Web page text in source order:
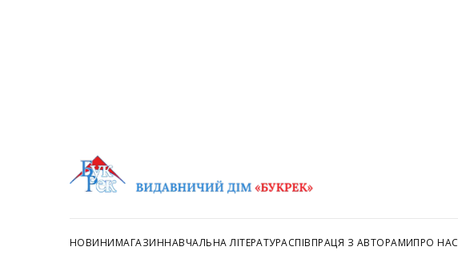
НОВИНИМАГАЗИННАВЧАЛЬНА ЛІТЕРАТУРАСПІВПРАЦЯ З АВТОРАМИПРО НАС